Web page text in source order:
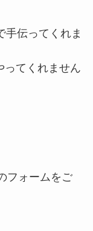
手伝ってくれま
ってくれません
フォームをご